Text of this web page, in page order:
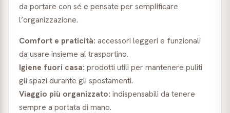
da portare con sé e pensate per semplificare
l’organizzazione.
Comfort e praticità: accessori leggeri e funzionali
da usare insieme al trasportino.
Igiene fuori casa: prodotti utili per mantenere puliti
gli spazi durante gli spostamenti.
Viaggio più organizzato: indispensabili da tenere
sempre a portata di mano.